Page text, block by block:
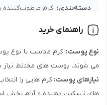
دسته‌بندی: کرم مرطوب‌کننده
مدت نگهداری: 36 ماه
جنسیت: عمومی
رده سنی: جوان , بزرگسال
راهنمای خرید
نوع پوست: کرم مناسب با نوع
می شوند. پوست های مختلط نیاز
نیازهای پوست: کرم هایی را
های تسکین دهنده و آرام بخش